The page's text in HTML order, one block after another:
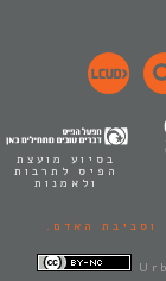
בסיוע מועצת
הפיס לתרבות
ולאמנות
וסביבת האדם.